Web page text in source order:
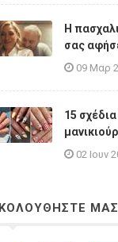
Η
σας
09 Μαρ
15
02 Ιουν
ΜΑΣ